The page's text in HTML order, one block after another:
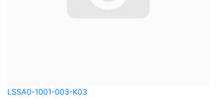
LSSA0-1001-003-K03